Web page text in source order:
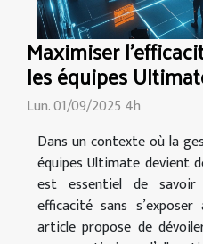
Maximiser
les équipes
Lun. 01/09/2025 4h
Dans un contexte où la
équipes Ultimate devient
est essentiel de savoir
efficacité sans
article propose de